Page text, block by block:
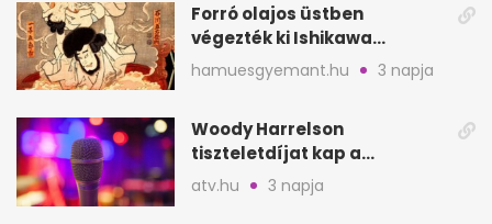
Forró olajos üstben
végezték ki Ishikawa
Goemont, Japán Robin
Hoodját
hamuesgyemant.hu 3 napja
Woody Harrelson
tiszteletdíjat kap a
Szarajevói Filmfesztiválon
atv.hu 3 napja